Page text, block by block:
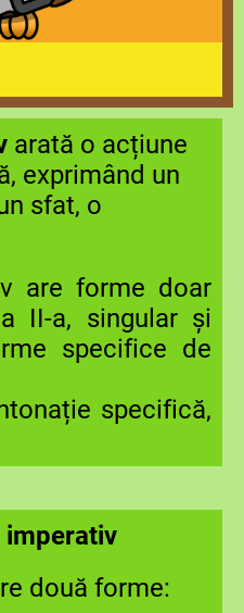
arată o acțiune
exprimând un
sfat, o
are forme doar
II-a, singular și
specifice de
specifică,
imperativ
două forme: